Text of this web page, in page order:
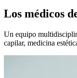
Los médicos
Un equipo
capilar, medicina